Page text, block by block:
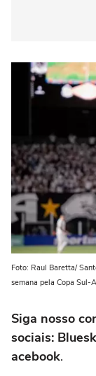
Foto: Raul Baretta/
semana pela Copa Sul-
Siga nosso
sociais:
acebook.